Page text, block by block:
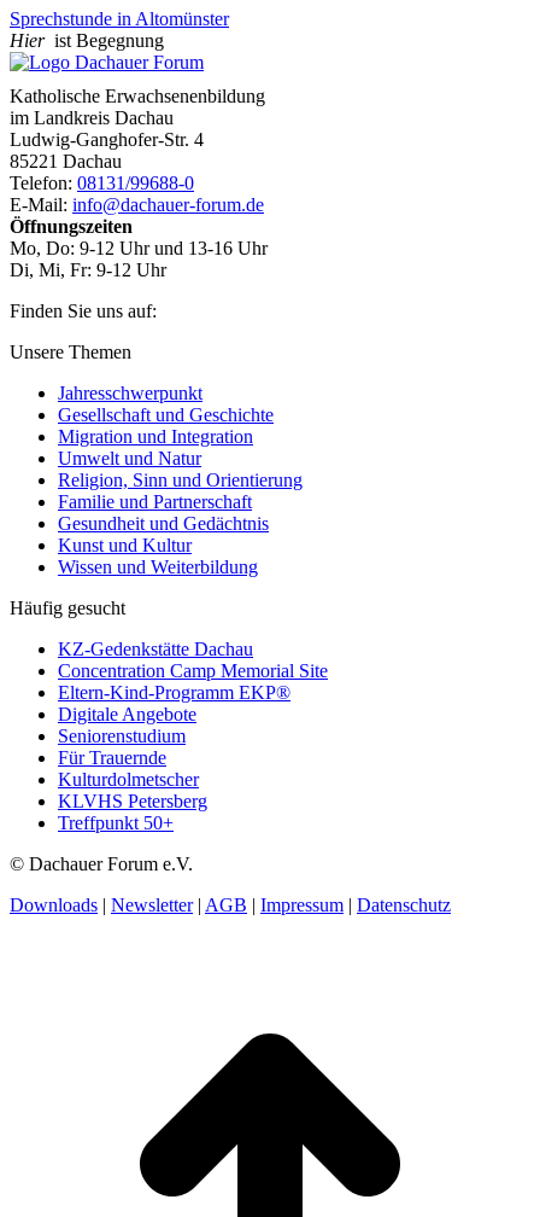
Sprechstunde in Altomünster
Hierist Begegnung
Katholische Erwachsenenbildung
im Landkreis Dachau
Ludwig-Ganghofer-Str. 4
85221 Dachau
Telefon: 08131/99688-0
E-Mail: info@dachauer-forum.de
Öffnungszeiten
Mo, Do: 9-12 Uhr und 13-16 Uhr
Di, Mi, Fr: 9-12 Uhr
Finden Sie uns auf:
Facebook
YouTube
Newsletter
Unsere Themen
Jahresschwerpunkt
Gesellschaft und Geschichte
Migration und Integration
Umwelt und Natur
Religion, Sinn und Orientierung
Familie und Partnerschaft
Gesundheit und Gedächtnis
Kunst und Kultur
Wissen und Weiterbildung
Häufig gesucht
KZ-Gedenkstätte Dachau
Concentration Camp Memorial Site
Eltern-Kind-Programm EKP®
Digitale Angebote
Seniorenstudium
Für Trauernde
Kulturdolmetscher
KLVHS Petersberg
Treffpunkt 50+
© Dachauer Forum e.V.
Downloads | Newsletter| AGB | Impressum | Datenschutz